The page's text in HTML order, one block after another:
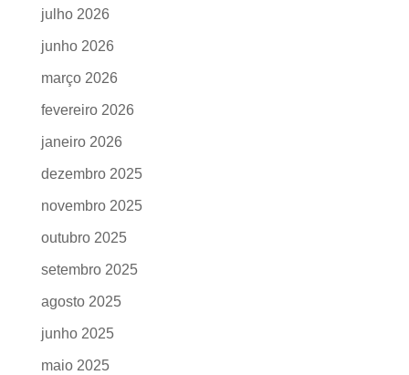
julho 2026
junho 2026
março 2026
fevereiro 2026
janeiro 2026
dezembro 2025
novembro 2025
outubro 2025
setembro 2025
agosto 2025
junho 2025
maio 2025